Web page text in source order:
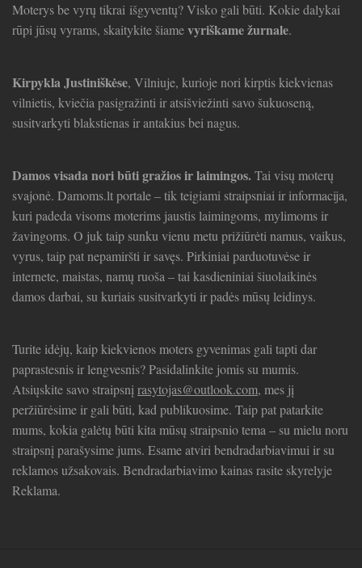
Moterys be vyrų tikrai išgyventų? Visko gali būti. Kokie dalykai
rūpi jūsų vyrams, skaitykite šiamevyriškame žurnale.
Kirpykla Justiniškėse, Vilniuje, kurioje nori kirptis kiekvienas
vilnietis, kviečia pasigražinti ir atsišviežinti savo šukuoseną,
susitvarkyti blakstienas ir antakius bei nagus.
Damos visada nori būti gražios ir laimingos.Tai visų moterų
svajonė. Damoms.lt portale – tik teigiami straipsniai ir informacija,
kuri padeda visoms moterims jaustis laimingoms, mylimoms ir
žavingoms. O juk taip sunku vienu metu prižiūrėti namus, vaikus,
vyrus, taip pat nepamiršti ir savęs. Pirkiniai parduotuvėse ir
internete, maistas, namų ruoša – tai kasdieniniai šiuolaikinės
damos darbai, su kuriais susitvarkyti ir padės mūsų leidinys.
Turite idėjų, kaip kiekvienos moters gyvenimas gali tapti dar
paprastesnis ir lengvesnis? Pasidalinkite jomis su mumis.
Atsiųskite savo straipsnįrasytojas@outlook.com, mes jį
peržiūrėsime ir gali būti, kad publikuosime. Taip pat patarkite
mums, kokia galėtų būti kita mūsų straipsnio tema – su mielu noru
straipsnį parašysime jums. Esame atviri bendradarbiavimui ir su
reklamos užsakovais. Bendradarbiavimo kainas rasite skyrelyje
Reklama.